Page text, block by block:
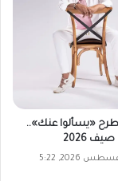
«يسألوا عنك»..
2026
السبت, 8 أغسطس 2026, 5:22